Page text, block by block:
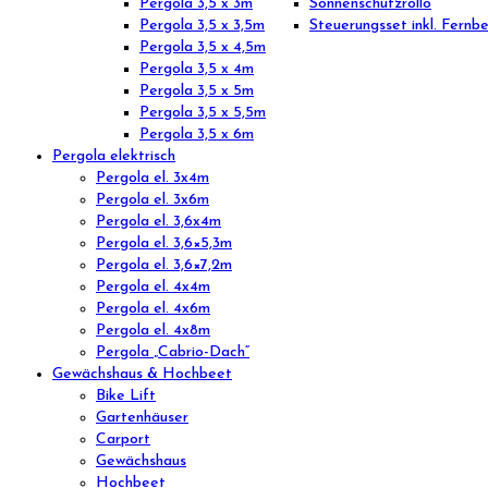
Pergola 3,5 x 3m
Pergola 3,5 x 3,5m
Pergola 3,5 x 4,5m
Pergola 3,5 x 4m
Pergola 3,5 x 5m
Pergola 3,5 x 5,5m
Pergola 3,5 x 6m
Sonnenschutzrollo
Steuerungsset inkl.
Pergola elektrisch
Pergola el. 3x4m
Pergola el. 3x6m
Pergola el. 3,6x4m
Pergola el. 3,6×5,3m
Pergola el. 3,6×7,2m
Pergola el. 4x4m
Pergola el. 4x6m
Pergola el. 4x8m
Pergola „Cabrio-Dach“
Gewächshaus & Hochbeet
Bike Lift
Gartenhäuser
Carport
Gewächshaus
Hochbeet